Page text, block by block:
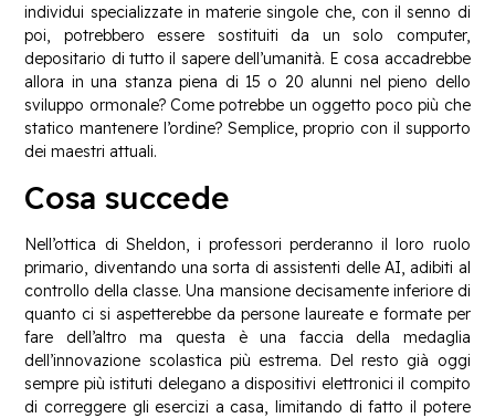
individui specializzate in materie singole che, con il senno di
poi, potrebbero essere sostituiti da un solo computer,
depositario di tutto il sapere dell’umanità. E cosa accadrebbe
allora in una stanza piena di 15 o 20 alunni nel pieno dello
sviluppo ormonale? Come potrebbe un oggetto poco più che
statico mantenere l’ordine? Semplice, proprio con il supporto
dei maestri attuali.
Cosa succede
Nell’ottica di Sheldon, i professori perderanno il loro ruolo
primario, diventando una sorta di assistenti delle AI, adibiti al
controllo della classe. Una mansione decisamente inferiore di
quanto ci si aspetterebbe da persone laureate e formate per
fare dell’altro ma questa è una faccia della medaglia
dell’innovazione scolastica più estrema. Del resto già oggi
sempre più istituti delegano a dispositivi elettronici il compito
di correggere gli esercizi a casa, limitando di fatto il potere